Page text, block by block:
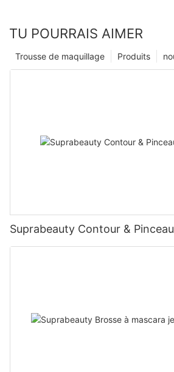
TU POURRAIS AIMER
Produits
Trousse de maquillage
Suprabeauty Contour &